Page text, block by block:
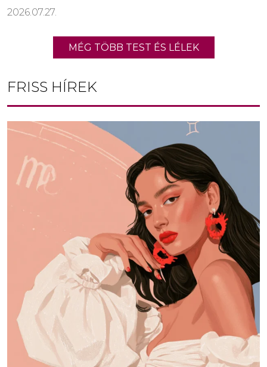
2026.07.27.
MÉG TÖBB TEST ÉS LÉLEK
FRISS HÍREK